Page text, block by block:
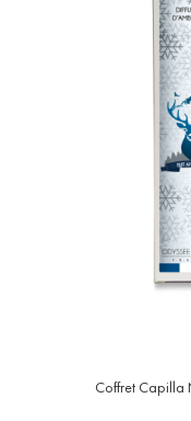
Coffret Capilla